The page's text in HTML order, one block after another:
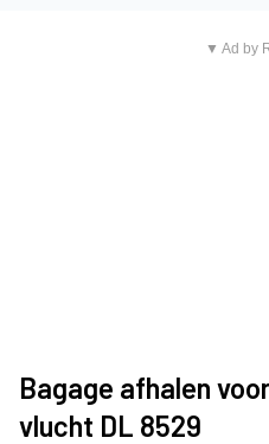
▼ Ad by
Bagage afhalen
vlucht DL 8529